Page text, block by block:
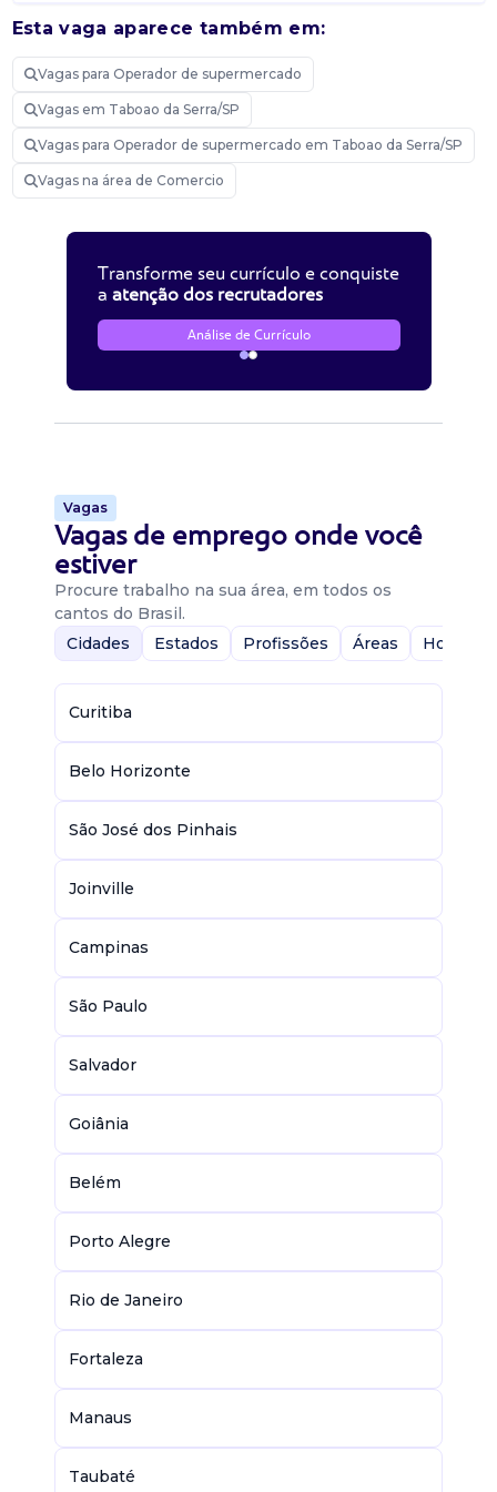
Esta vaga aparece também em:
Vagas para Operador de supermercado
Vagas em Taboao da Serra/SP
Vagas para Operador de supermercado em Taboao da Serra/SP
Vagas na área de Comercio
Transforme seu currículo e conquiste
a atenção dos recrutadores
Análise de Currículo
Vagas
Vagas de emprego onde você
estiver
Procure trabalho na sua área, em todos os
cantos do Brasil.
Cidades
Estados Profissões Áreas Home-
Curitiba
Belo Horizonte
São José dos Pinhais
Joinville
Campinas
São Paulo
Salvador
Goiânia
Belém
Porto Alegre
Rio de Janeiro
Fortaleza
Manaus
Taubaté